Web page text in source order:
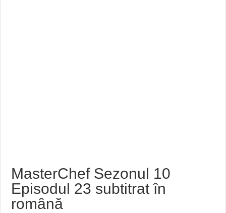
MasterChef Sezonul 10
Episodul 23 subtitrat în
română